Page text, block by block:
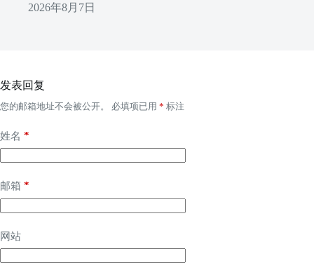
2026年8月7日
发表回复
您的邮箱地址不会被公开。 必填项已用 * 标注
姓名 *
邮箱 *
网站